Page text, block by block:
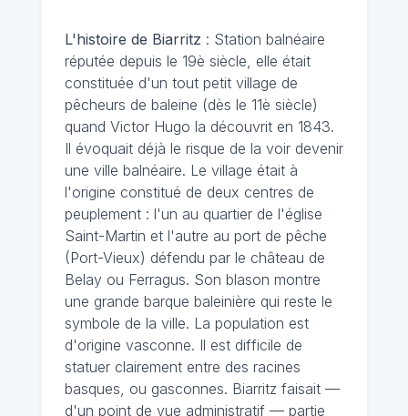
L'histoire de Biarritz : Station balnéaire
réputée depuis le 19è siècle, elle était
constituée d'un tout petit village de
pêcheurs de baleine (dès le 11è siècle)
quand Victor Hugo la découvrit en 1843.
Il évoquait déjà le risque de la voir devenir
une ville balnéaire. Le village était à
l'origine constitué de deux centres de
peuplement : l'un au quartier de l'église
Saint-Martin et l'autre au port de pêche
(Port-Vieux) défendu par le château de
Belay ou Ferragus. Son blason montre
une grande barque baleinière qui reste le
symbole de la ville. La population est
d'origine vasconne. Il est difficile de
statuer clairement entre des racines
basques, ou gasconnes. Biarritz faisait —
d'un point de vue administratif — partie